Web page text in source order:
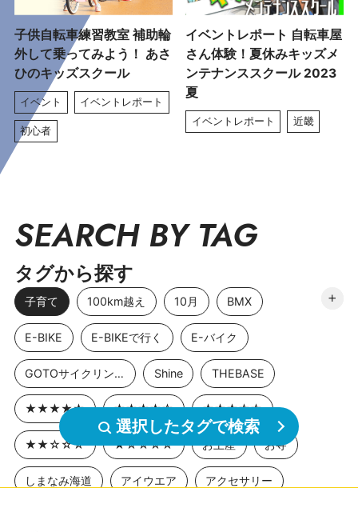
子供自転車練習教室 補助輪
外して乗ってみよう！ あさ
ひのキッズスクール
イベント イベントレポート
初心者
イベントレポート 自転車屋
さん体験！夏休みキッズメ
ンテナンススクール 2023
夏
イベントレポート 近畿
SEARCH BY TAG
タグから探す
子育て 100km越え 10月 BMX
E-BIKE E-BIKEで行く E-バイク
GOTOサイクリングスポット Shine THEBASE
★★★★★ ★★★★☆ ★★★☆☆
★★☆☆☆ ★☆☆☆☆ お土産 お寺
しまなみ海道 アイウエア アクセサリー
選択したタグで検索